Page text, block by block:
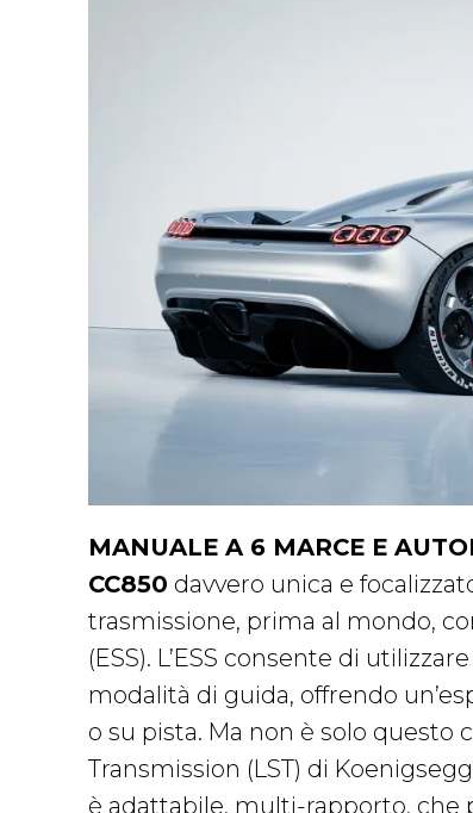
MANUALE A 6 MARCE E
CC850 davvero unica e
trasmissione, prima al mondo,
(ESS). L’ESS consente di
modalità di guida, offrendo
o su pista. Ma non è solo questo
Transmission (LST) di
è adattabile, multi-rapporto, che